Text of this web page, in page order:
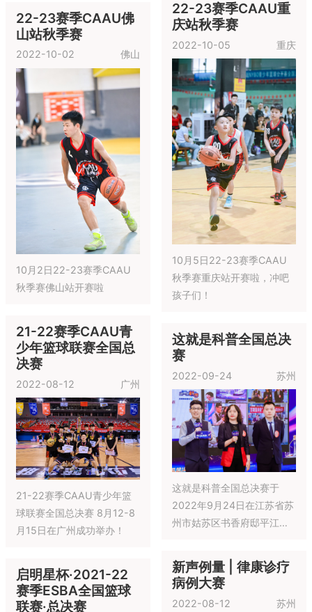
第五届钣金行业运动会“螺盛
盾杯”羽毛球联谊赛于2022
年11月19日在广东省深圳市
燕罗彦宏体育馆举行
启明星杯·2022-23
赛季ESBA全国篮球
联赛·北京朝南亦庄·
2022-11-05 北京
通过游戏化训练方式，培养
学员运动兴趣和习惯、提高
身体素质和免疫力、初步掌
握篮球基本技术、感受篮球
运动快乐的同时塑造更加阳
启明星杯·2022-23
赛季ESBA全国篮球
联赛—青岛站
2022-10-22
2022年11月26日CARVER
中国"陆过城市"上海站
2022 YONEX尤尼克
斯常州市“奥健杯”羽
毛球亲子嘉年华
2022-11-13 常州
市“奥健杯”羽毛球亲子嘉年华
于11月13日在江苏省常州市
钟楼区中天钢铁体育馆举行
22-23赛季CAAU北
京站秋季赛
2022-11-05 北京
球、羽毛球、乒乓球、游泳
等项目。caau将作为全国青
少年体育的一个综合体，为